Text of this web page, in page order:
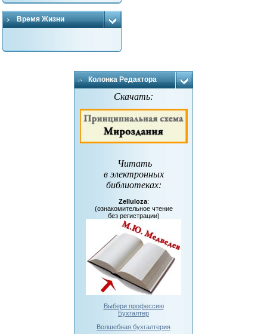
Время Жизни
Колонка Редактора
Скачать:
Читать
в электронных
библиотеках:
Zelluloza:
(ознакомительное чтение
без регистрации)
Выбери профессию
Бухгалтер
Волшебная бухгалтерия